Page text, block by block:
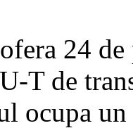
24
T de
ocupa